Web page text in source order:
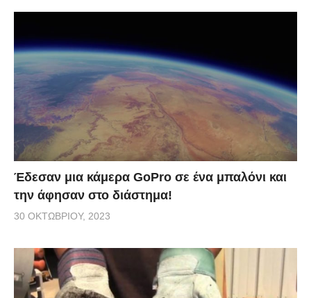
Έδεσαν μια κάμερα GoPro σε ένα μπαλόνι και
την άφησαν στο διάστημα!
30 ΟΚΤΩΒΡΊΟΥ, 2023